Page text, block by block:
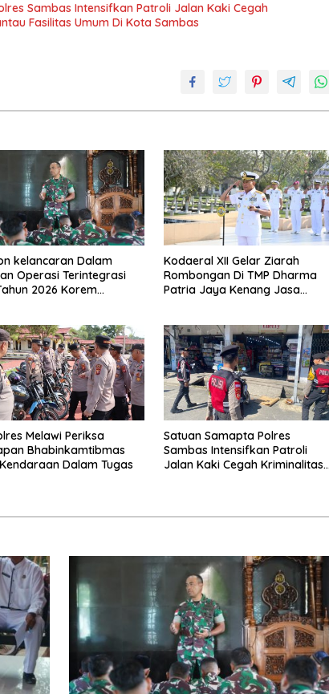
Sambas Intensifkan Patroli Jalan Kaki Cegah
Fasilitas Umum Di Kota Sambas
kelancaran Dalam
Operasi Terintegrasi
2026 Korem
Kodaeral XII Gelar Ziarah
Rombongan Di TMP Dharma
Patria Jaya Kenang Jasa
Melawi Periksa
Bhabinkamtibmas
Dalam Tugas
Satuan Samapta Polres
Sambas Intensifkan Patroli
Jalan Kaki Cegah Kriminalitas